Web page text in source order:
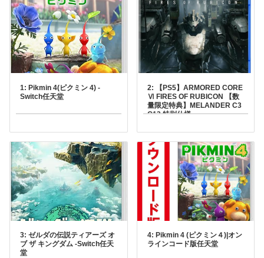
1: Pikmin 4(ピクミン 4) -
Switch任天堂
2: 【PS5】ARMORED CORE
Ⅵ FIRES OF RUBICON 【数
量限定特典】MELANDER C3
G13 特別仕様
ムソフトウェアPlayStation
5￥710871ポイント(1%)
3: ゼルダの伝説ティアーズ オ
ブ ザ キングダム -Switch任天
堂
4: Pikmin 4 (ピクミン４)|オン
ラインコード版任天堂